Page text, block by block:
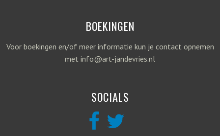
BOEKINGEN
Voor boekingen en/of meer informatie kun je contact opnemen
met info@art-jandevries.nl
SOCIALS